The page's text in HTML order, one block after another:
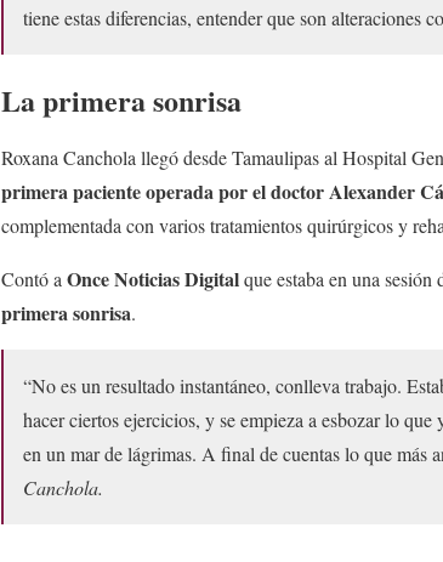
tiene estas diferencias, entender que son alteraciones
La primera sonrisa
Roxana Canchola llegó desde Tamaulipas al Hospital
primera paciente operada por el doctor Alexander
complementada con varios tratamientos quirúrgicos y
Contó aOnce Noticias Digitalque estaba en una
primera sonrisa.
“No es un resultado instantáneo, conlleva trabajo.
hacer ciertos ejercicios, y se empieza a esbozar lo
en un mar de lágrimas. A final de cuentas lo que más
Canchola.